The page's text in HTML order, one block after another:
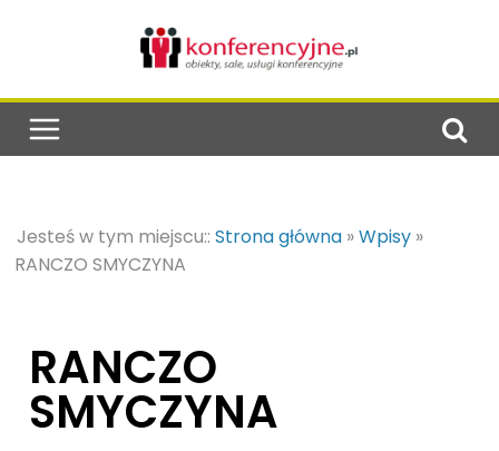
Jesteś w tym miejscu:: Strona główna »Wpisy »
RANCZO SMYCZYNA
RANCZO
SMYCZYNA